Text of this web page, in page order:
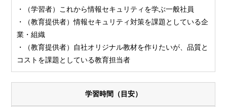
・（学習者）これから情報セキュリティを学ぶ一般社員
・（教育提供者）情報セキュリティ対策を課題としている企
業・組織
・（教育提供者）自社オリジナル教材を作りたいが、品質と
コストを課題としている教育担当者
学習時間（目安）